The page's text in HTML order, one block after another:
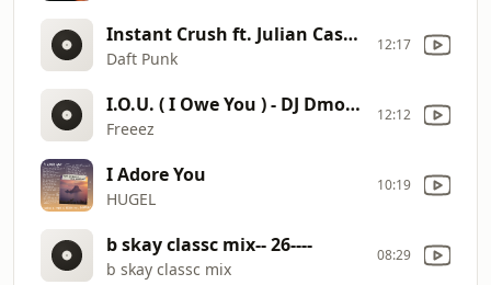
Instant Crush ft. Julian Casablancas -
Daft Punk
12:17
I.O.U. ( I Owe You ) - DJ Dmoll Breakdance Remix
Freeez
12:12
I Adore You
HUGEL
10:19
b skay classc mix-- 26----
b skay classc mix
08:29